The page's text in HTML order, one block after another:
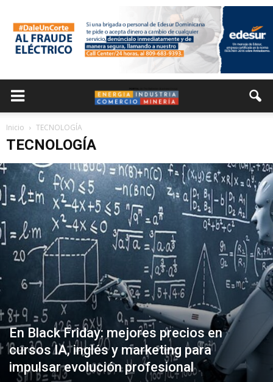
Inicio TECNOLOGÍA
TECNOLOGÍA
En Black Friday: mejores precios en
cursos IA, inglés y marketing para
impulsar evolución profesional